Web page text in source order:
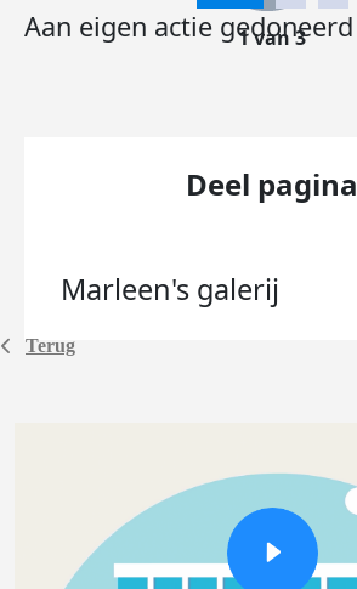
Terug
Aan eigen actie gedoneerd
1 van 3
Deel pagina
Marleen's galerij